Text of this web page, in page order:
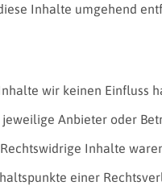
Inhalte umgehend
wir keinen Einfluss
Anbieter oder
Inhalte
einer